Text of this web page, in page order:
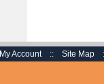
My Account :: Site Map